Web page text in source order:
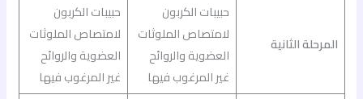
المرحلة الثانية
حبيبات الكربون
لامتصاص الملوثات
العضوية والروائح
غير المرغوب فيها
حبيبات الكربون
لامتصاص الملوثات
العضوية والروائح
غير المرغوب فيها